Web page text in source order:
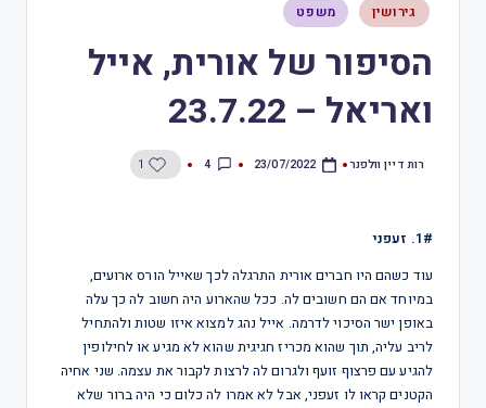
גירושין משפט
הסיפור של אורית, אייל
ואריאל – 23.7.22
רות דיין וולפנר 23/07/2022
4
1
1#. זעפני
עוד כשהם היו חברים אורית התרגלה לכך שאייל הורס ארועים,
במיוחד אם הם חשובים לה. ככל שהארוע היה חשוב לה כך עלה
באופן ישר הסיכוי לדרמה. אייל נהג למצוא איזו שטות ולהתחיל
לריב עליה, תוך שהוא מכריז חגיגית שהוא לא מגיע או לחילופין
להגיע עם פרצוף זועף ולגרום לה לרצות לקבור את עצמה. שני אחיה
הקטנים קראו לו זעפני, אבל לא אמרו לה כלום כי היה ברור שלא